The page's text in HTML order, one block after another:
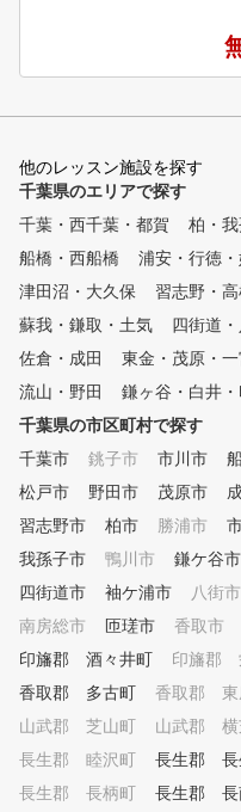
POINT１ 診断・カルテ
あなたに必要な練習方法を
グレッスン 弊社のレッスン
ロは最新のスイング理論を
適のスイング理論をご提案
ことで上達をサポートしま
■POINT３ クラブフィッテ
ング 現在のクラブが合って
るか、レッスンプロがチェ
いたします。また、次のス
わせてご提案いたします。
OINT４ 筋力・柔軟性 ゴル
に必要な筋力は他のスポー
異なって限られています。
宅でも簡単にできるトレー
グメニューも合わせて提案
メント ほとんどのゴルファ
がこの部分でスコアをロス
います。スコアアップに重
コースマネジメントやメン
トレーニング含めてレッス
たします。
他のレッスン施設を探す
千葉県のエリアで探す
千葉・西千葉・都賀
柏・
船橋・西船橋
浦安・行徳
津田沼・大久保
習志野・高
蘇我・鎌取・土気
四街道
佐倉・成田
東金・茂原・
流山・野田
鎌ヶ谷・白井
千葉県の市区町村で探す
千葉市
銚子市 市川市
松戸市
野田市 茂原市
習志野市
柏市 勝浦市
我孫子市
鴨川市 鎌ケ谷市
四街道市
袖ケ浦市 八街市
南房総市
匝瑳市 香取市
印旛郡 酒々井町
印旛郡
香取郡 多古町
香取郡 東
山武郡 芝山町
山武郡 横
長生郡 睦沢町
長生郡 長
長生郡 長柄町
長生郡 長